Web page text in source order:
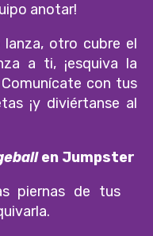
anotar!
lanza, otro cubre el
a ti, ¡esquiva la
con tus
¡y diviértanse al
en Jumpster
piernas de tus